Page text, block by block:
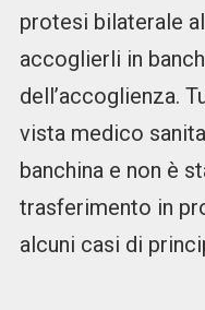
protesi bilaterale
accoglierli in
dell’accoglienza.
vista medico
banchina e non è
trasferimento in
alcuni casi di